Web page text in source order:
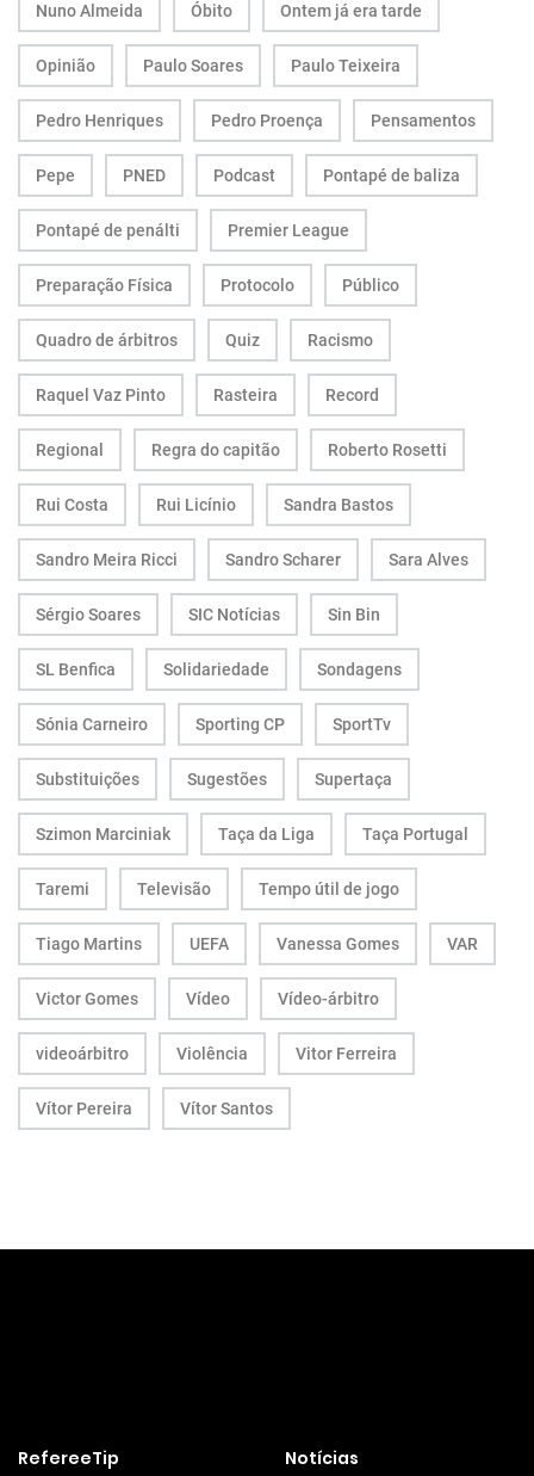
Nuno Almeida Óbito Ontem já era tarde
Opinião Paulo Soares Paulo Teixeira
Pedro Henriques Pedro Proença Pensamentos
Pepe PNED Podcast Pontapé de baliza
Pontapé de penálti Premier League
Preparação Física Protocolo Público
Quadro de árbitros Quiz Racismo
Raquel Vaz Pinto Rasteira Record
Regional Regra do capitão Roberto Rosetti
Rui Costa Rui Licínio Sandra Bastos
Sandro Meira Ricci Sandro Scharer Sara Alves
Sérgio Soares SIC Notícias Sin Bin
SL Benfica Solidariedade Sondagens
Sónia Carneiro Sporting CP SportTv
Substituições Sugestões Supertaça
Szimon Marciniak Taça da Liga Taça Portugal
Taremi Televisão Tempo útil de jogo
Tiago Martins UEFA Vanessa Gomes VAR
Victor Gomes Vídeo Vídeo-árbitro
videoárbitro Violência Vitor Ferreira
Vítor Pereira Vítor Santos
RefereeTip Notícias